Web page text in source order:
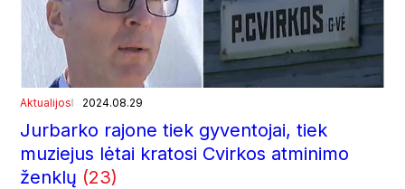
Aktualijos 2024.08.29
Jurbarko rajone tiek gyventojai, tiek
muziejus lėtai kratosi Cvirkos atminimo
ženklų (23)